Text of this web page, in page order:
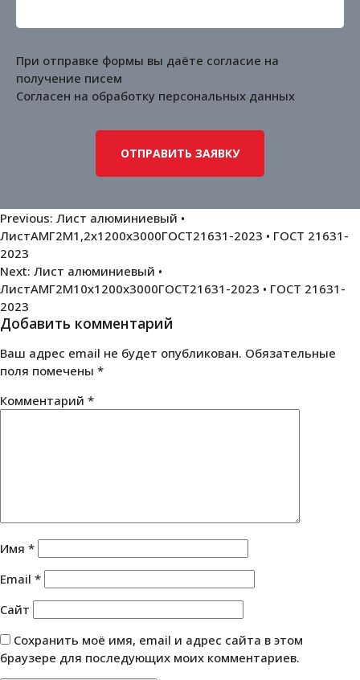
При отправке формы вы даёте согласие на
получение писем
Согласен на обработку персональных данных
Навигация
по
записям
Previous: Лист алюминиевый •
ЛистАМГ2М1,2х1200х3000ГОСТ21631-2023 • ГОСТ 21631-
2023
Next: Лист алюминиевый •
ЛистАМГ2М10х1200х3000ГОСТ21631-2023 • ГОСТ 21631-
2023
Добавить комментарий
Ваш адрес email не будет опубликован. Обязательные
поля помечены *
Комментарий *
Имя *
Email *
Сайт
Сохранить моё имя, email и адрес сайта в этом
браузере для последующих моих комментариев.